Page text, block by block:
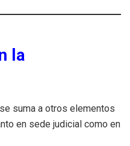
la
suma a otros elementos
en sede judicial como en